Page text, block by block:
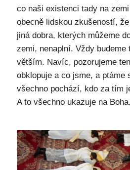
co naši existenci tady na
obecně lidskou zkušeností,
jiná dobra, kterých můžeme
zemi, nenaplní. Vždy budeme
větším. Navíc, pozorujeme
obklopuje a co jsme, a ptáme
všechno pochází, kdo za tím
A to všechno ukazuje na Boha.